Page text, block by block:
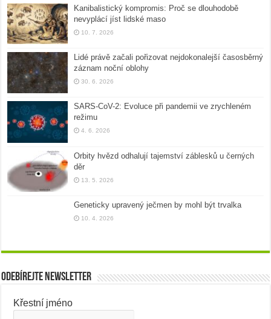
Kanibalistický kompromis: Proč se dlouhodobě
nevyplácí jíst lidské maso
10. 7. 2026
Lidé právě začali pořizovat nejdokonalejší časosběrný
záznam noční oblohy
30. 6. 2026
SARS-CoV-2: Evoluce při pandemii ve zrychleném
režimu
4. 6. 2026
Orbity hvězd odhalují tajemství záblesků u černých
děr
13. 5. 2026
Geneticky upravený ječmen by mohl být trvalka
10. 4. 2026
Odebírejte newsletter
Křestní jméno